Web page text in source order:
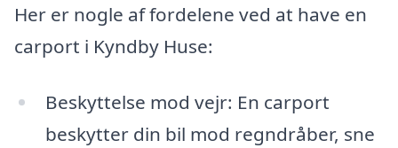
Her er nogle af fordelene ved at have en
carport i Kyndby Huse:
Beskyttelse mod vejr: En carport
beskytter din bil mod regndråber, sne